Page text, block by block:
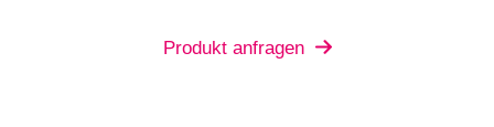
Produkt anfragen